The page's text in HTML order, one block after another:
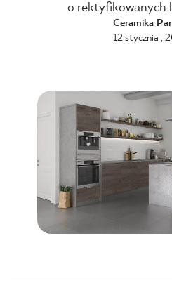
O
MÓJ
o rektyfikowanych
Ceramika
12 stycznia ,